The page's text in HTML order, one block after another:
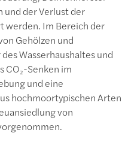
und der Verlust der
werden. Im Bereich der
Gehölzen und
Wasserhaushaltes und
CO₂-Senken im
und eine
hochmoortypischen Arten
von